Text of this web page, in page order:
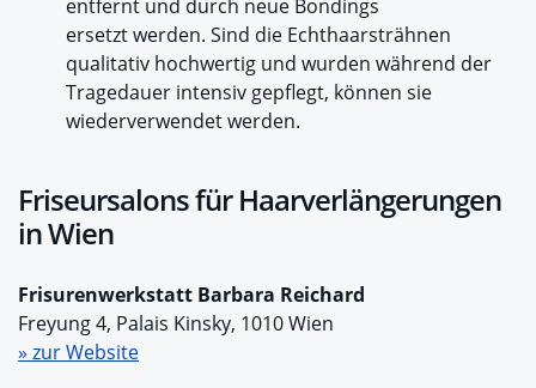
entfernt und durch neue Bondings
ersetzt werden. Sind die Echthaarsträhnen
qualitativ hochwertig und wurden während der
Tragedauer intensiv gepflegt, können sie
wiederverwendet werden.
Friseursalons für Haarverlängerungen
in Wien
Frisurenwerkstatt Barbara Reichard
Freyung 4, Palais Kinsky, 1010 Wien
» zur Website